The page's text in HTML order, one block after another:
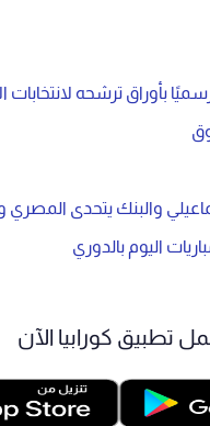
بأوراق ترشحه لانتخابات
والبنك يتحدى المصري
اليوم بالدوري
تطبيق كورابيا الآن